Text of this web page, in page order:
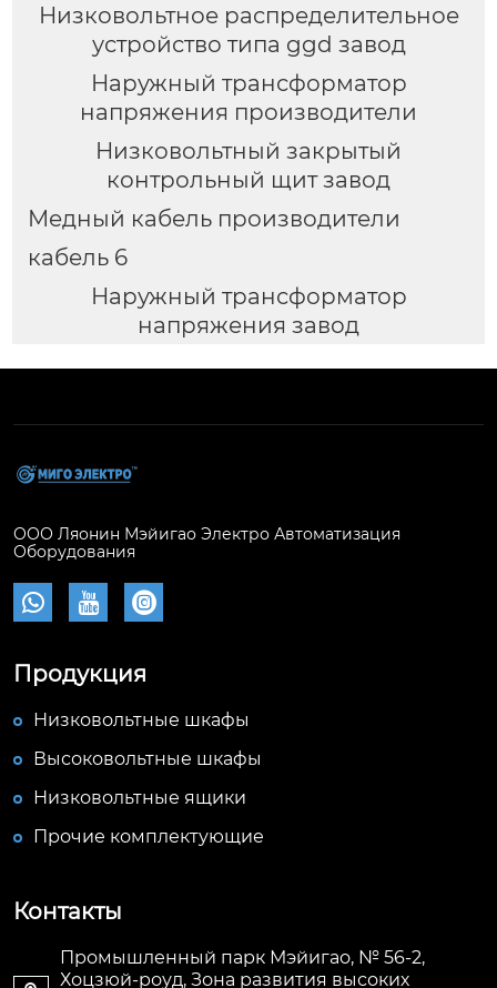
Низковольтное распределительное
устройство типа ggd завод
Наружный трансформатор
напряжения производители
Низковольтный закрытый
контрольный щит завод
Медный кабель производители
кабель 6
Наружный трансформатор
напряжения завод
ООО Ляонин Мэйигао Электро Автоматизация
Оборудования
  
Продукция
Низковольтные шкафы
Высоковольтные шкафы
Низковольтные ящики
Прочие комплектующие
Контакты
Промышленный парк Мэйигао, № 56-2,
Хоцзюй-роуд, Зона развития высоких